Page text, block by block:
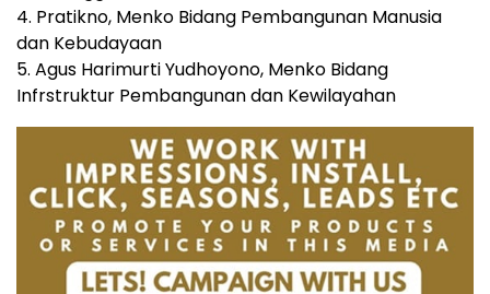
4. Pratikno, Menko Bidang Pembangunan Manusia
dan Kebudayaan
5. Agus Harimurti Yudhoyono, Menko Bidang
Infrstruktur Pembangunan dan Kewilayahan